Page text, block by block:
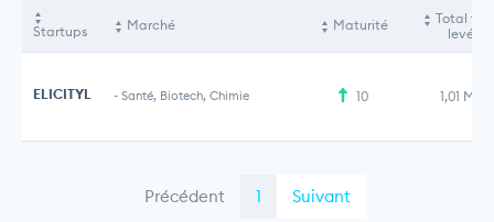
Startups Marché Maturité
Total
levés
ELICITYL - Santé, Biotech, Chimie 10 1,01 M€
Précédent 1 Suivant